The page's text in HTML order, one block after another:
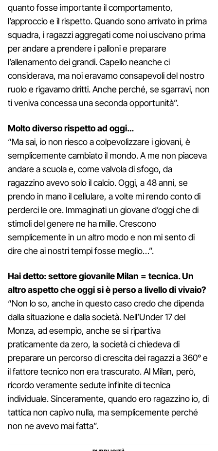
quanto fosse importante il comportamento,
l’approccio e il rispetto. Quando sono arrivato in prima
squadra, i ragazzi aggregati come noi uscivano prima
per andare a prendere i palloni e preparare
l’allenamento dei grandi. Capello neanche ci
considerava, ma noi eravamo consapevoli del nostro
ruolo e rigavamo dritti. Anche perché, se sgarravi, non
ti veniva concessa una seconda opportunità”.
Molto diverso rispetto ad oggi…
“Ma sai, io non riesco a colpevolizzare i giovani, è
semplicemente cambiato il mondo. A me non piaceva
andare a scuola e, come valvola di sfogo, da
ragazzino avevo solo il calcio. Oggi, a 48 anni, se
prendo in mano il cellulare, a volte mi rendo conto di
perderci le ore. Immaginati un giovane d’oggi che di
stimoli del genere ne ha mille. Crescono
semplicemente in un altro modo e non mi sento di
dire che ai nostri tempi fosse meglio…”.
Hai detto: settore giovanile Milan = tecnica. Un
altro aspetto che oggi si è perso a livello di vivaio?
“Non lo so, anche in questo caso credo che dipenda
dalla situazione e dalla società. Nell’Under 17 del
Monza, ad esempio, anche se si ripartiva
praticamente da zero, la società ci chiedeva di
preparare un percorso di crescita dei ragazzi a 360° e
il fattore tecnico non era trascurato. Al Milan, però,
ricordo veramente sedute infinite di tecnica
individuale. Sinceramente, quando ero ragazzino io, di
tattica non capivo nulla, ma semplicemente perché
non ne avevo mai fatta”.